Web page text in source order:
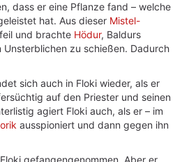
dass er eine Pflanze fand – welche
hat. Aus dieser Mistel-
und brachte Hödur, Baldurs
Unsterblichen zu schießen. Dadurch
sich auch in Floki wieder, als er
auf den Priester und seinen
agiert Floki auch, als er – im
ausspioniert und dann gegen ihn
gefangengenommen. Aber er